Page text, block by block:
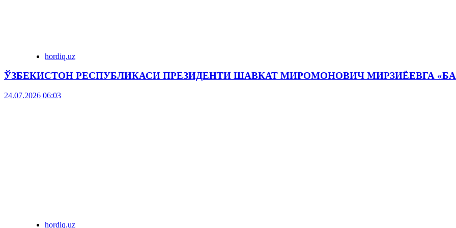
hordiq.uz
ЎЗБЕКИСТОН РЕСПУБЛИКАСИ ПРЕЗИДЕНТИ ШАВКАТ МИРОМОНОВИЧ МИРЗИЁЕВГА
24.07.2026 06:03
hordiq.uz